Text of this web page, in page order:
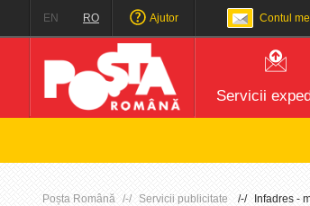
EN RO Ajutor Contul
Servicii
Poșta Română Servicii publicitate Infadres -